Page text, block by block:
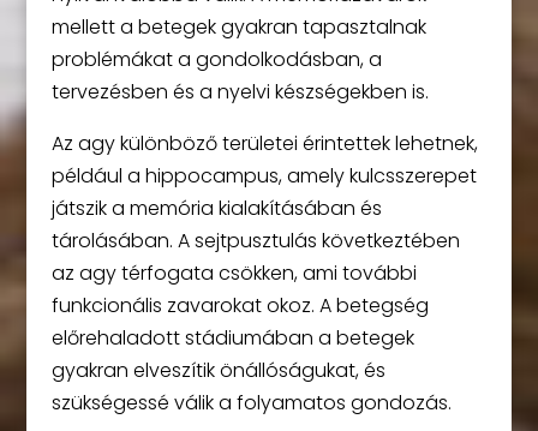
mellett a betegek gyakran tapasztalnak
problémákat a gondolkodásban, a
tervezésben és a nyelvi készségekben is.
Az agy különböző területei érintettek lehetnek,
például a hippocampus, amely kulcsszerepet
játszik a memória kialakításában és
tárolásában. A sejtpusztulás következtében
az agy térfogata csökken, ami további
funkcionális zavarokat okoz. A betegség
előrehaladott stádiumában a betegek
gyakran elveszítik önállóságukat, és
szükségessé válik a folyamatos gondozás.